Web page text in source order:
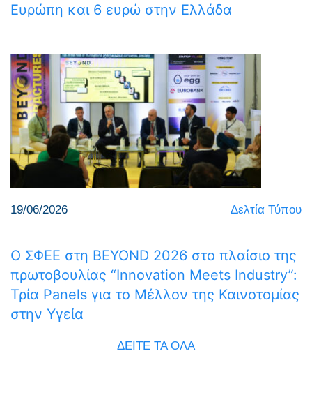
Ευρώπη και 6 ευρώ στην Ελλάδα
19/06/2026 Δελτία Τύπου
Ο ΣΦΕΕ στη BEYOND 2026 στο πλαίσιο της
πρωτοβουλίας “Innovation Meets Industry”:
Τρία Panels για το Μέλλον της Καινοτομίας
στην Υγεία
ΔΕΙΤΕ ΤΑ ΟΛΑ